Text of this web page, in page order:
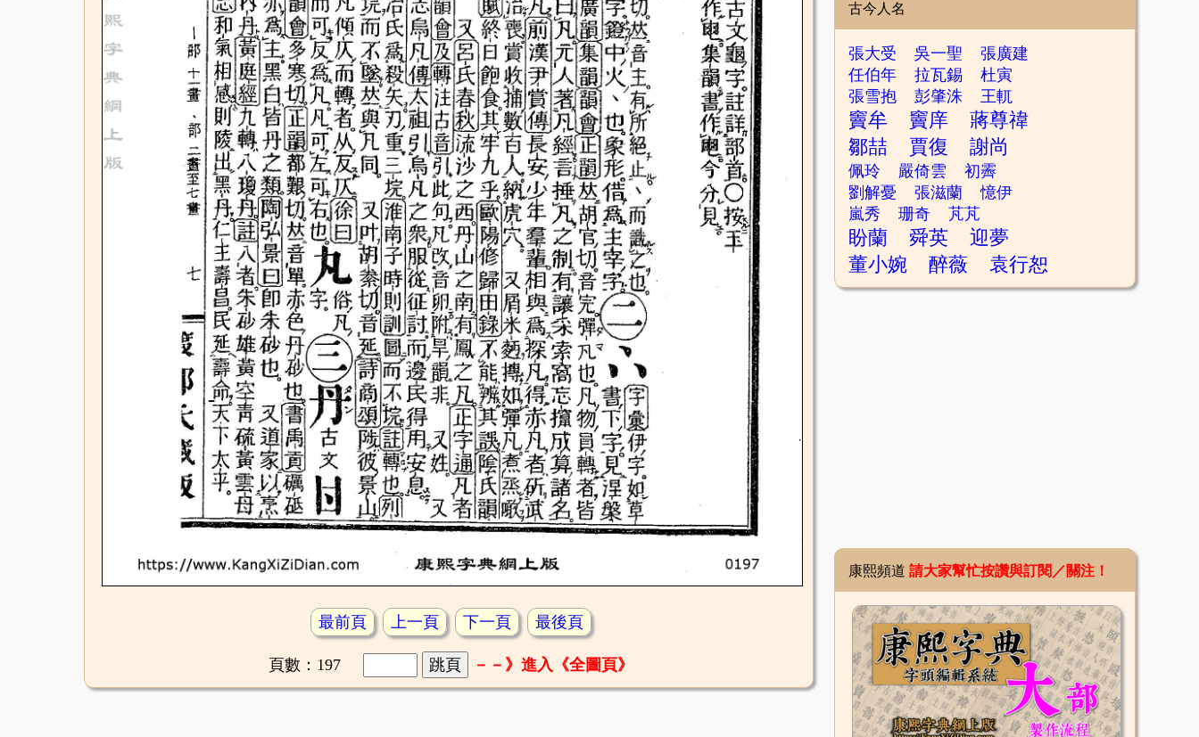
最前頁 上一頁 下一頁 最後頁
頁數：197 －－》進入《全圖頁》
古今人名
張大受 吳一聖
張廣建
任伯年
拉瓦錫
杜寅
張雪抱
彭肇洙 王軏
竇牟 竇庠
蔣尊禕
鄒喆
賈復 謝尚
佩玲 嚴倚雲
初霽
劉解憂
張滋蘭
憶伊
嵐秀
珊奇 芃芃
盼蘭 舜英
迎夢
董小婉
醉薇 袁行恕
康熙頻道 請大家幫忙按讚與訂閱／關注！